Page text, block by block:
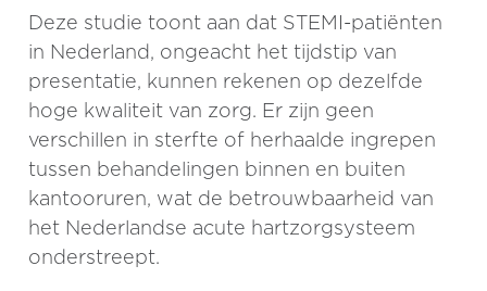
Deze studie toont aan dat STEMI-patiënten
in Nederland, ongeacht het tijdstip van
presentatie, kunnen rekenen op dezelfde
hoge kwaliteit van zorg. Er zijn geen
verschillen in sterfte of herhaalde ingrepen
tussen behandelingen binnen en buiten
kantooruren, wat de betrouwbaarheid van
het Nederlandse acute hartzorgsysteem
onderstreept.